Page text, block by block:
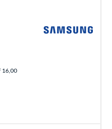
16,00